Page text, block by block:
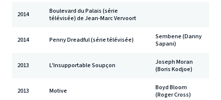
2014
Boulevard du Palais (série
télévisée) de Jean-Marc Vervoort
2014 Penny Dreadful (série télévisée)
Sembene (Danny
Sapani)
2013 L'Insupportable Soupçon
Joseph Moran
(Boris Kodjoe)
2013 Motive
Boyd Bloom
(Roger Cross)